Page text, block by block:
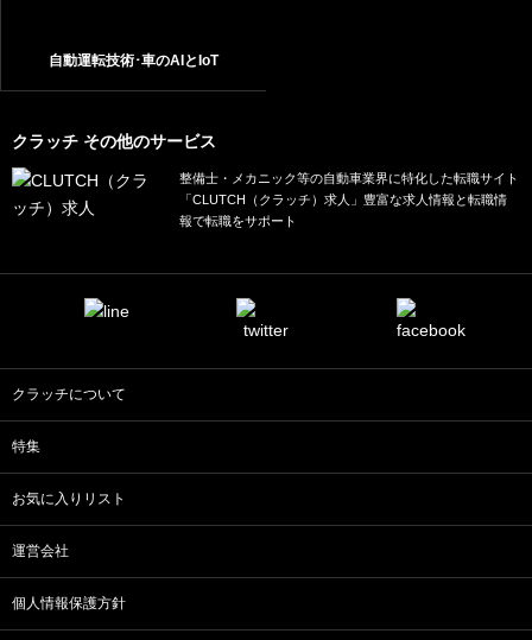
自動運転技術･車のAIとIoT
クラッチ その他のサービス
整備士・メカニック等の自動車業界に特化した転職サイト
「CLUTCH（クラッチ）求人」豊富な求人情報と転職情
報で転職をサポート
クラッチについて
特集
お気に入りリスト
運営会社
個人情報保護方針